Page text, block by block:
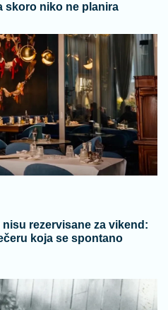
skoro niko ne planira
rezervisane za vikend:
koja se spontano